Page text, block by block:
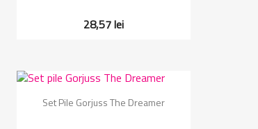
28,57 lei
Vizualizare rapida
Set Pile Gorjuss The Dreamer